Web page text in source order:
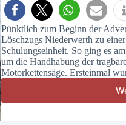
Pünktlich zum Beginn der
Löschzugs Niederwerth zu
Schulungseinheit. So ging es
um die Handhabung der
Motorkettensäge. Ersteinmal